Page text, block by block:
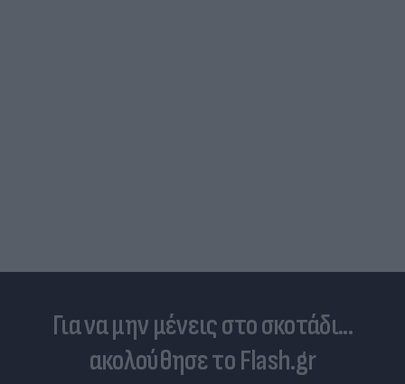
Για να μην μένεις στο σκοτάδι...
ακολούθησε το Flash.gr